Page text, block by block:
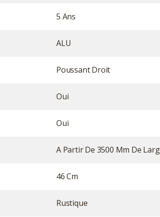
5 Ans
ALU
Poussant Droit
Oui
Oui
A Partir De 3500 Mm De
46 Cm
Rustique